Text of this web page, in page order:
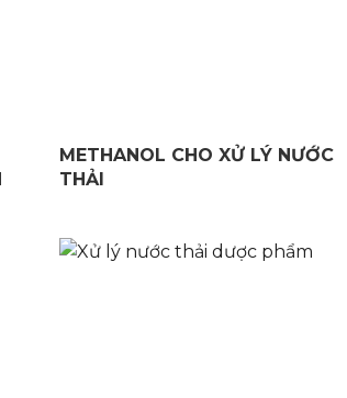
METHANOL CHO XỬ LÝ NƯỚC
THẢI